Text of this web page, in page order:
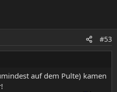
#53
auf dem Pulte) kamen